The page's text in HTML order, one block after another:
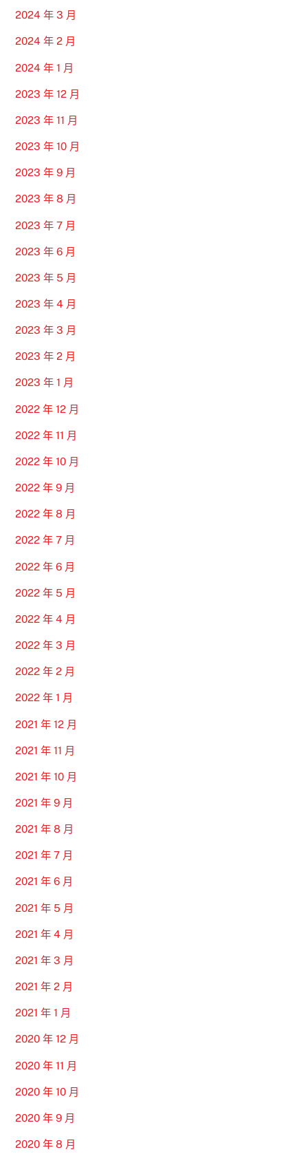
2024 年 3 月
2024 年 2 月
2024 年 1 月
2023 年 12 月
2023 年 11 月
2023 年 10 月
2023 年 9 月
2023 年 8 月
2023 年 7 月
2023 年 6 月
2023 年 5 月
2023 年 4 月
2023 年 3 月
2023 年 2 月
2023 年 1 月
2022 年 12 月
2022 年 11 月
2022 年 10 月
2022 年 9 月
2022 年 8 月
2022 年 7 月
2022 年 6 月
2022 年 5 月
2022 年 4 月
2022 年 3 月
2022 年 2 月
2022 年 1 月
2021 年 12 月
2021 年 11 月
2021 年 10 月
2021 年 9 月
2021 年 8 月
2021 年 7 月
2021 年 6 月
2021 年 5 月
2021 年 4 月
2021 年 3 月
2021 年 2 月
2021 年 1 月
2020 年 12 月
2020 年 11 月
2020 年 10 月
2020 年 9 月
2020 年 8 月